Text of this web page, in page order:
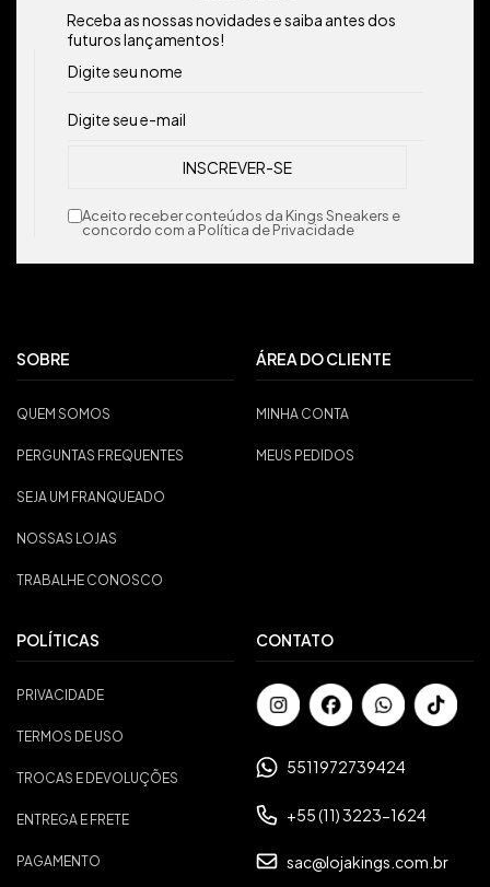
Receba as nossas novidades e saiba antes dos
futuros lançamentos!
Aceito receber conteúdos da Kings Sneakers e
concordo com a Política de Privacidade
SOBRE
QUEM SOMOS
PERGUNTAS FREQUENTES
SEJA UM FRANQUEADO
NOSSAS LOJAS
TRABALHE CONOSCO
ÁREA DO CLIENTE
MINHA CONTA
MEUS PEDIDOS
POLÍTICAS
PRIVACIDADE
TERMOS DE USO
TROCAS E DEVOLUÇÕES
ENTREGA E FRETE
PAGAMENTO
CONTATO
5511972739424
+55 (11) 3223-1624
sac@lojakings.com.br